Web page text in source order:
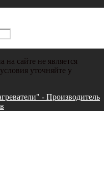
сайте не является
уточняйте у
- Производитель